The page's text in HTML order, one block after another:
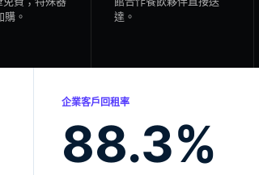
購。
達。
企業客戶回租率
88.3%